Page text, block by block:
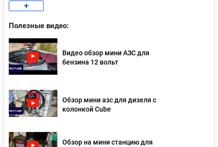
Мини АЗС на 220 Вольт
Мини АЗС Artaz
Мини АЗС Kingspan
Мобильные
+
Полезные видео:
Видео обзор мини АЗС для
бензина 12 вольт
Обзор мини азс для дизеля с
колонкой Cube
Обзор на мини станцию для